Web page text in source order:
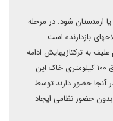
یا ارمنستان شود. در مرحله
بازدارنده است‌.
به ترکتازیهایش ادامه
داد فقط کافی است مواضع نظامی باکو تا عمق ۱۰۰ کیلومتری خاک این
آنجا حضور دارند توسط
حضور نظامی ایجاد